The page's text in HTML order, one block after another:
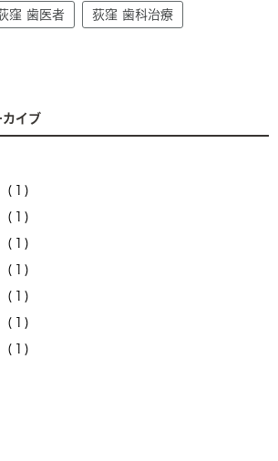
窪 歯医者 荻窪 歯科治療
カイブ
(1)
(1)
(1)
(1)
(1)
(1)
(1)